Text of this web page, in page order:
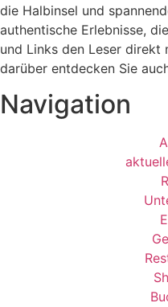
die Halbinsel und
authentische Erlebnisse,
und Links den Leser direkt
darüber entdecken Sie
Navigation